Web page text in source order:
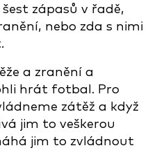
zápasů v řadě,
nebo zda s nimi
a zranění a
hrát fotbal. Pro
zátěž a když
jim to veškerou
jim to zvládnout